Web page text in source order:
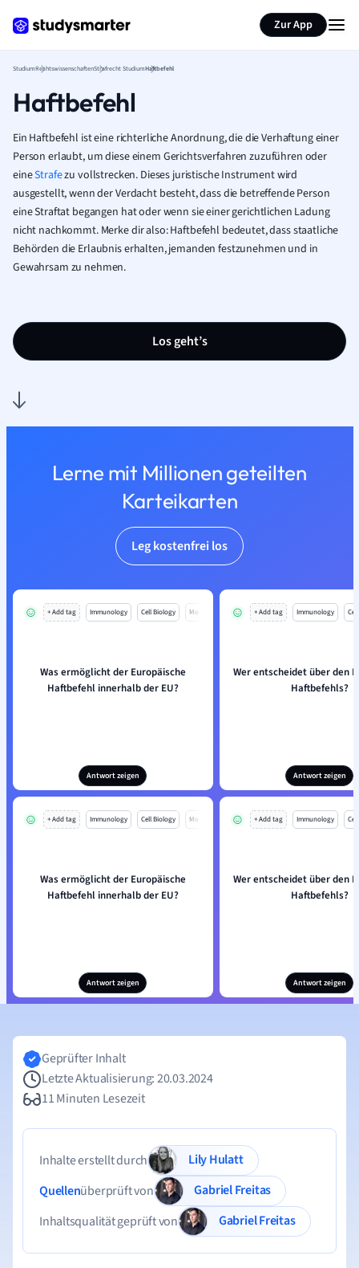
Zur App
StudiumRechtswissenschaftenStrafrecht StudiumHaftbefehl
Haftbefehl
Ein Haftbefehl ist eine richterliche Anordnung, die die Verhaftung einer
Person erlaubt, um diese einem Gerichtsverfahren zuzuführen oder
eineStrafezu vollstrecken. Dieses juristische Instrument wird
ausgestellt, wenn der Verdacht besteht, dass die betreffende Person
eine Straftat begangen hat oder wenn sie einer gerichtlichen Ladung
nicht nachkommt. Merke dir also: Haftbefehl bedeutet, dass staatliche
Behörden die Erlaubnis erhalten, jemanden festzunehmen und in
Gewahrsam zu nehmen.
Los geht’s
Lerne mit Millionen geteilten
Karteikarten
Leg kostenfrei los
+ Add tag Immunology Cell Biology Mo
Was ermöglicht der Europäische
Haftbefehl innerhalb der EU?
Antwort zeigen
+ Add tag Immunology
Wer entscheidet über den
Haftbefehls?
Antwort zeigen
+ Add tag Immunology Cell Biology Mo
Was ermöglicht der Europäische
Haftbefehl innerhalb der EU?
Antwort zeigen
+ Add tag Immunology
Wer entscheidet über den
Haftbefehls?
Antwort zeigen
Geprüfter Inhalt
Letzte Aktualisierung: 20.03.2024
11 Minuten Lesezeit
Inhalte erstellt durch
Lily Hulatt
Quellenüberprüft von
Gabriel Freitas
Inhaltsqualität geprüft von
Gabriel Freitas